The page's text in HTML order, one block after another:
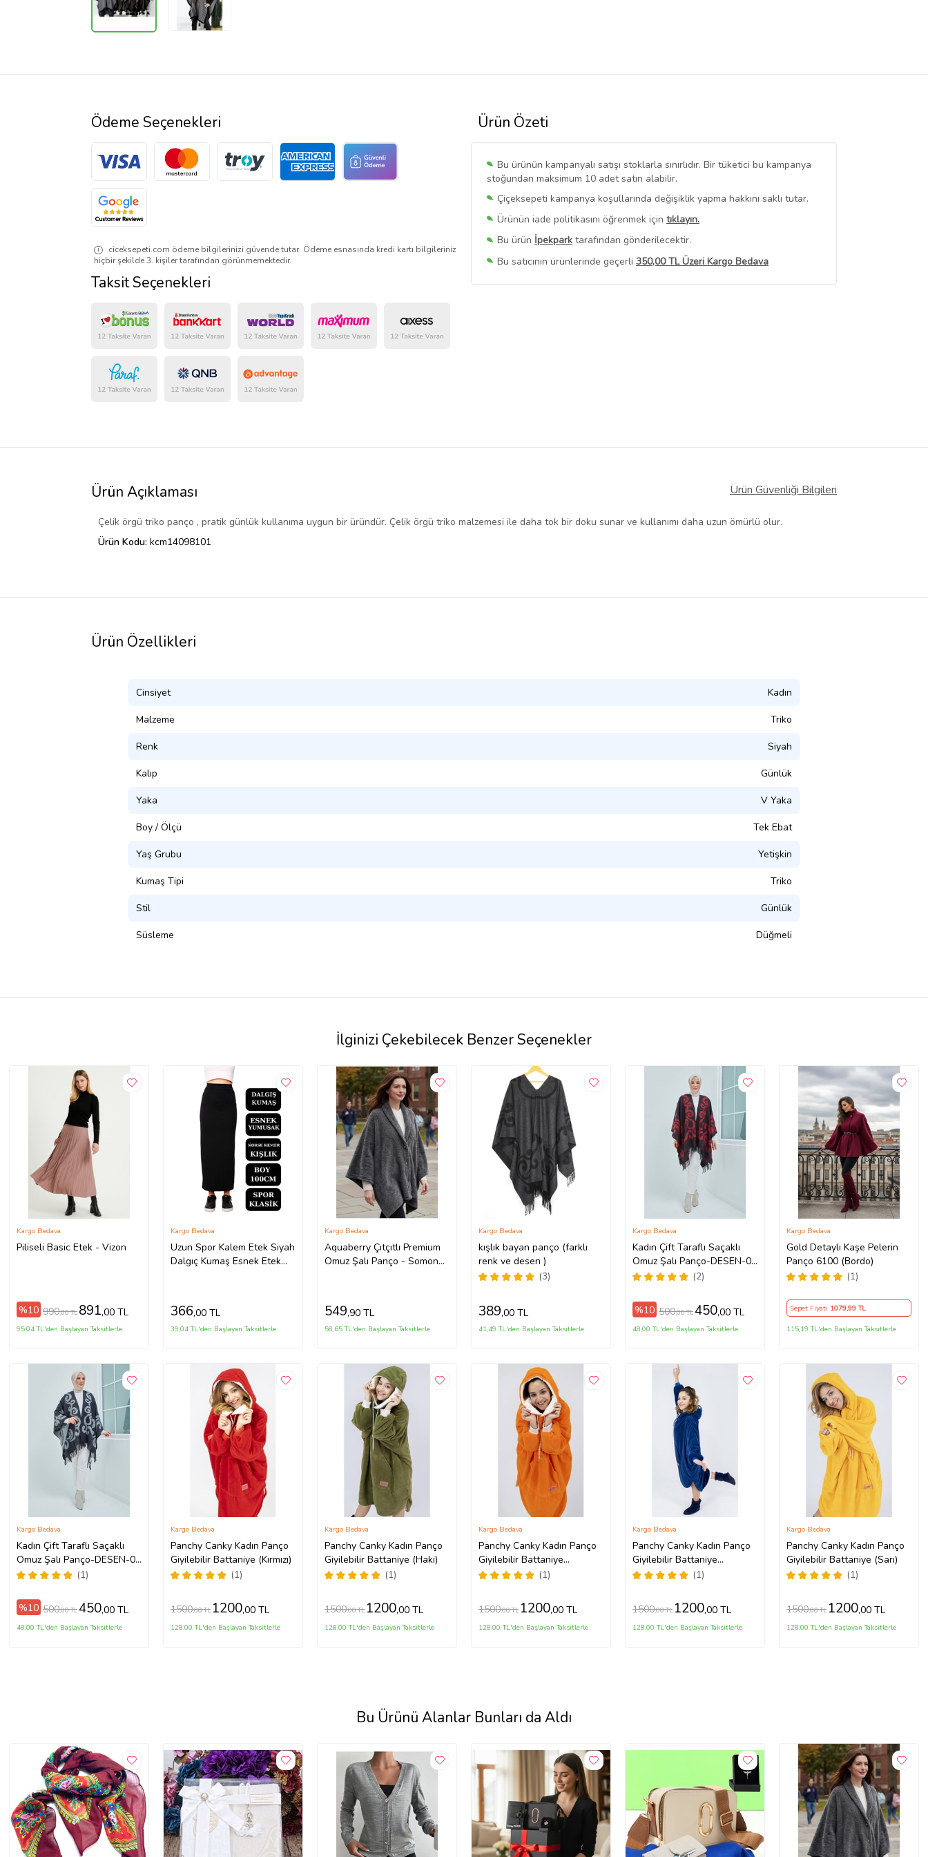
Ürün Özeti
Bu ürünün kampanyalı satışı stoklarla sınırlıdır. Bir tüketici bu kampanya
stoğundan maksimum 10 adet satın alabilir.
Çiçeksepeti kampanya koşullarında değişiklik yapma hakkını saklı tutar.
Ürünün iade politikasını öğrenmek için tıklayın.
Bu ürün İpekpark tarafından gönderilecektir.
Bu satıcının ürünlerinde geçerli 350,00 TL Üzeri Kargo Bedava
Bu SatıcınınTüm Ürünlerini Görüntüle
Ödeme Seçenekleri
ciceksepeti.com ödeme bilgilerinizi güvende tutar. Ödeme esnasında kredi kartı bilgileriniz
hiçbir şekilde 3. kişiler tarafından görünmemektedir.
Taksit Seçenekleri
Ürün Açıklaması Ürün Güvenliği Bilgileri
Çelik örgü triko panço , pratik günlük kullanıma uygun bir üründür. Çelik örgü triko malzemesi ile daha tok bir doku sunar ve kullanımı daha uzun ömürlü olur.
Ürün Kodu: kcm14098101
Ürün Özellikleri
Cinsiyet Kadın
Malzeme Triko
Renk Siyah
Kalıp Günlük
Yaka V Yaka
Boy / Ölçü Tek Ebat
Yaş Grubu Yetişkin
Kumaş Tipi Triko
Stil Günlük
Süsleme Düğmeli
İlginizi Çekebilecek Benzer Seçenekler
Piliseli Basic Etek - Vizon
Kargo Bedava
%10 990,00 TL 891,00 TL
95,04 TL'den Başlayan Taksitlerle
Uzun Spor Kalem Etek Siyah
Dalgıç Kumaş Esnek Etek
Kargo Bedava
366,00 TL
39,04 TL'den Başlayan Taksitlerle
Aquaberry Çıtçıtlı Premium
Omuz Şalı Panço - Somon
Kargo Bedava
549,90 TL
58,65 TL'den Başlayan Taksitlerle
kışlık bayan panço (farklı
renk ve desen )
(3)
Kargo Bedava
389,00 TL
41,49 TL'den Başlayan Taksitlerle
Kadın Çift Taraflı Saçaklı
Omuz Şalı Panço-DESEN-01
(Bordo-Siyah) (2)
Kargo Bedava
%10 500,00 TL450,00 TL
48,00 TL'den Başlayan Taksitlerle
Gold Detaylı Kaşe Pelerin
Panço 6100 (Bordo)
(1)
Kargo Bedava
Sepet Fiyatı 1079,99 TL
115,19 TL'den Başlayan Taksitlerle
Kadın Çift Taraflı Saçaklı
Omuz Şalı Panço-DESEN-01
(Siyah-K.Gri)
(1)
Kargo Bedava
%10 500,00 TL450,00 TL
48,00 TL'den Başlayan Taksitlerle
Panchy Canky Kadın Panço
Giyilebilir Battaniye (Kırmızı)
(1)
Kargo Bedava
1500,00 TL 1200,00 TL
128,00 TL'den Başlayan Taksitlerle
Panchy Canky Kadın Panço
Giyilebilir Battaniye (Haki)
(1)
Kargo Bedava
1500,00 TL 1200,00 TL
128,00 TL'den Başlayan Taksitlerle
Panchy Canky Kadın Panço
Giyilebilir Battaniye
(Turuncu)
(1)
Kargo Bedava
1500,00 TL 1200,00 TL
128,00 TL'den Başlayan Taksitlerle
Panchy Canky Kadın Panço
Giyilebilir Battaniye
(Lacivert)
(1)
Kargo Bedava
1500,00 TL 1200,00 TL
128,00 TL'den Başlayan Taksitlerle
Panchy Canky Kadın Panço
Giyilebilir Battaniye (Sarı)
(1)
Kargo Bedava
1500,00 TL 1200,00 TL
128,00 TL'den Başlayan Taksitlerle
Bu Ürünü Alanlar Bunları da Aldı